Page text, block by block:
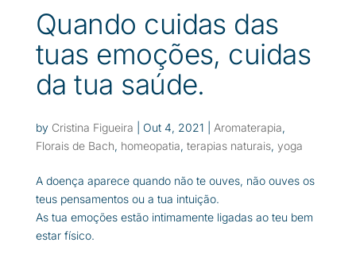
Quando cuidas das
tuas emoções, cuidas
da tua saúde.
by Cristina Figueira Out 4, 2021 Aromaterapia,
Florais de Bach, homeopatia, terapias naturais, yoga
A doença aparece quando não te ouves, não ouves os
teus pensamentos ou a tua intuição.
As tua emoções estão intimamente ligadas ao teu bem
estar físico.